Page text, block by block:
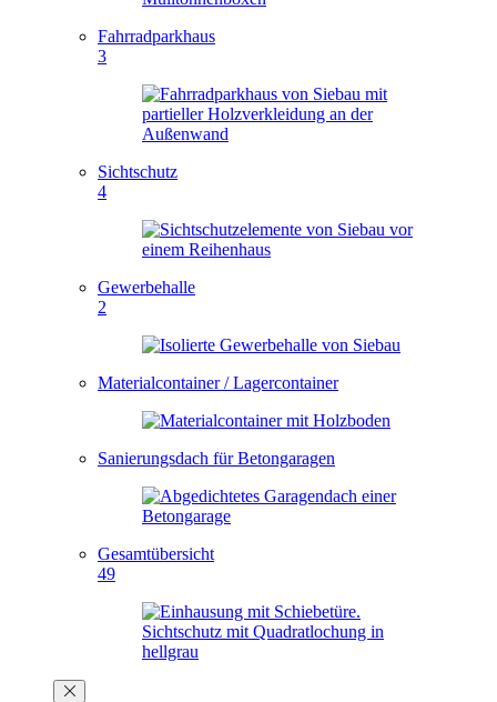
Fahrradparkhaus
3
Sichtschutz
4
Gewerbehalle
2
Materialcontainer / Lagercontainer
Sanierungsdach für Betongaragen
Gesamtübersicht
49